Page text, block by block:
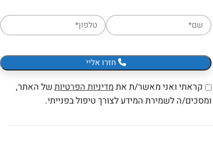
חזרו אליי
קראתי ואני מאשר/ת אתמדיניות הפרטיותשל האתר,
ומסכים/ה לשמירת המידע לצורך טיפול בפנייתי.